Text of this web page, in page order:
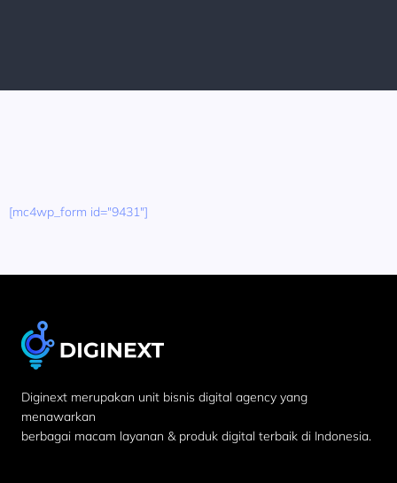
[mc4wp_form id="9431"]
Diginext merupakan unit bisnis digital agency yang
menawarkan
berbagai macam layanan & produk digital terbaik di Indonesia.